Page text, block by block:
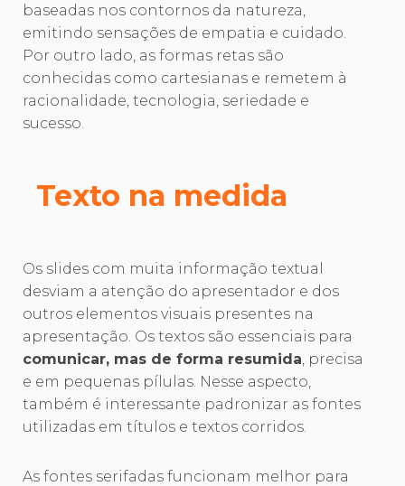
baseadas nos contornos da natureza,
emitindo sensações de empatia e cuidado.
Por outro lado, as formas retas são
conhecidas como cartesianas e remetem à
racionalidade, tecnologia, seriedade e
sucesso.
Texto na medida
Os slides com muita informação textual
desviam a atenção do apresentador e dos
outros elementos visuais presentes na
apresentação. Os textos são essenciais para
comunicar, mas de forma resumida, precisa
e em pequenas pílulas. Nesse aspecto,
também é interessante padronizar as fontes
utilizadas em títulos e textos corridos.
As fontes serifadas funcionam melhor para